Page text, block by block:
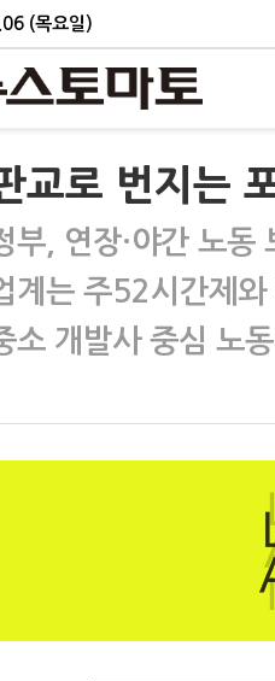
(목요일)
교로 번지는
부, 연장·야간 노동
계는 주52시간제
소 개발사 중심 노